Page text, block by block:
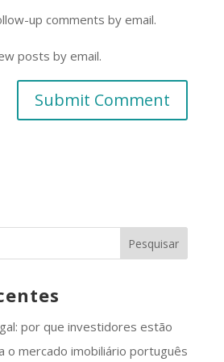
up comments by email.
posts by email.
por que investidores estão
o mercado imobiliário português